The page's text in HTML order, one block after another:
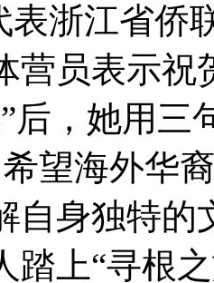
浙江省侨联
营员表示祝
后，她用三
希望海外华
自身独特
踏上“寻根